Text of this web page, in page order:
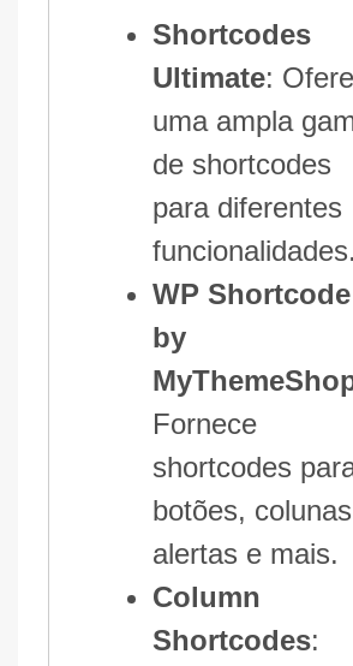
Shortcodes
Ultimate:
uma ampla
de shortcodes
para diferentes
funcionalidades.
WP Shortcode
by
Fornece
shortcodes
botões,
alertas e mais.
Column
Shortcodes: